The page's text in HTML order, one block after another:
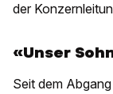
der
«Unser
Seit dem